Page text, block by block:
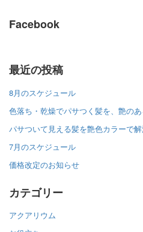
Facebook
最近の投稿
8月のスケジュール
色落ち・乾燥でパサつく髪を、艶の
パサついて見える髪を艶色カラーで
7月のスケジュール
価格改定のお知らせ
カテゴリー
アクアリウム